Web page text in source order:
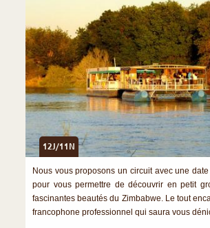
12J/11N
Nous vous proposons un circuit avec une
pour vous permettre de découvrir en petit
fascinantes beautés du Zimbabwe. Le tout
francophone professionnel qui saura vous